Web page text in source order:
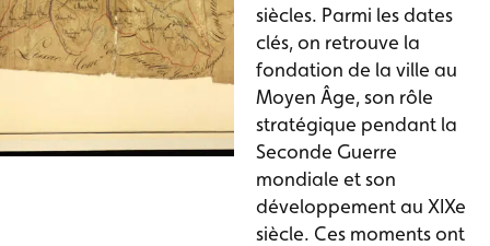
siècles. Parmi les dates
clés, on retrouve la
fondation de la ville au
Moyen Âge, son rôle
stratégique pendant la
Seconde Guerre
mondiale et son
développement au XIXe
siècle. Ces moments ont